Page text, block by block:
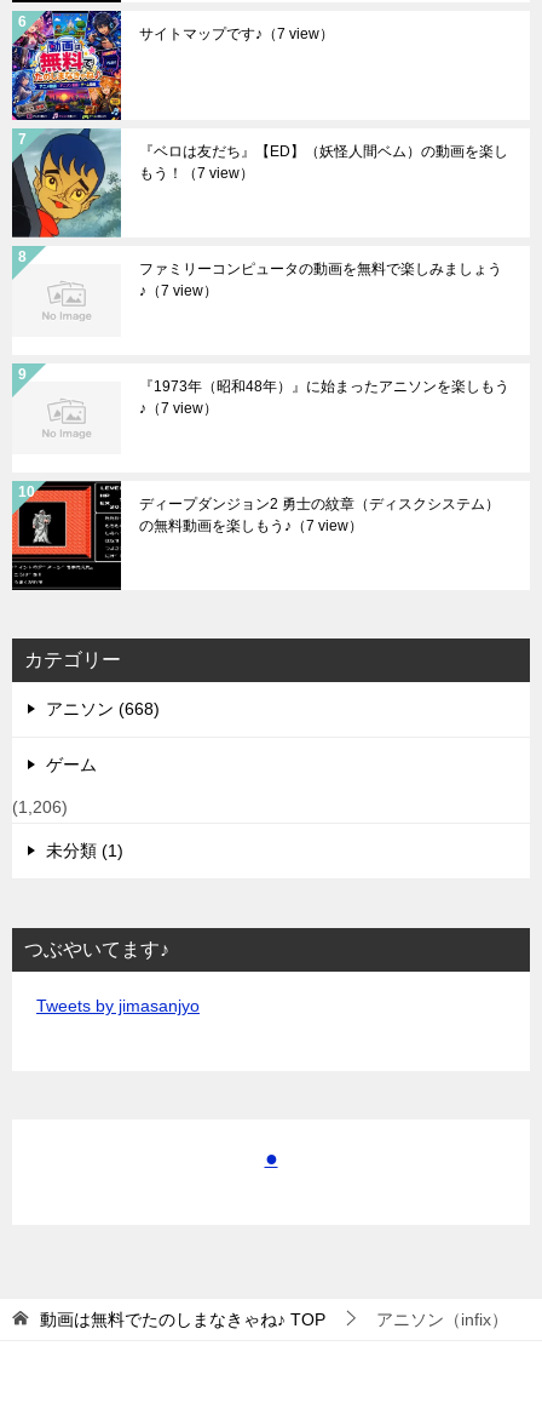
サイトマップです♪ （7 view）
『ベロは友だち』【ED】（妖怪人間ベム）の動画を楽し
もう！
（7 view）
ファミリーコンピュータの動画を無料で楽しみましょう
♪ （7 view）
『1973年（昭和48年）』に始まったアニソンを楽しもう
♪ （7 view）
ディープダンジョン2 勇士の紋章（ディスクシステム）
の無料動画を楽しもう♪ （7 view）
カテゴリー
アニソン (668)
ゲーム
(1,206)
未分類 (1)
つぶやいてます♪
Tweets by jimasanjyo
●
動画は無料でたのしまなきゃね♪ TOP アニソン（infix）